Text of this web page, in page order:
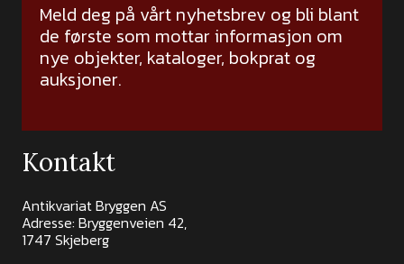
Meld deg på vårt nyhetsbrev og bli blant
de første som mottar informasjon om
nye objekter, kataloger, bokprat og
auksjoner.
Kontakt
Antikvariat Bryggen AS
Adresse: Bryggenveien 42,
1747 Skjeberg